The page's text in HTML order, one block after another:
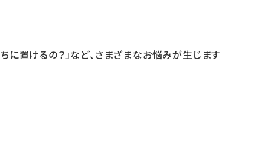
に置けるの？」など、さまざまなお悩みが生じます